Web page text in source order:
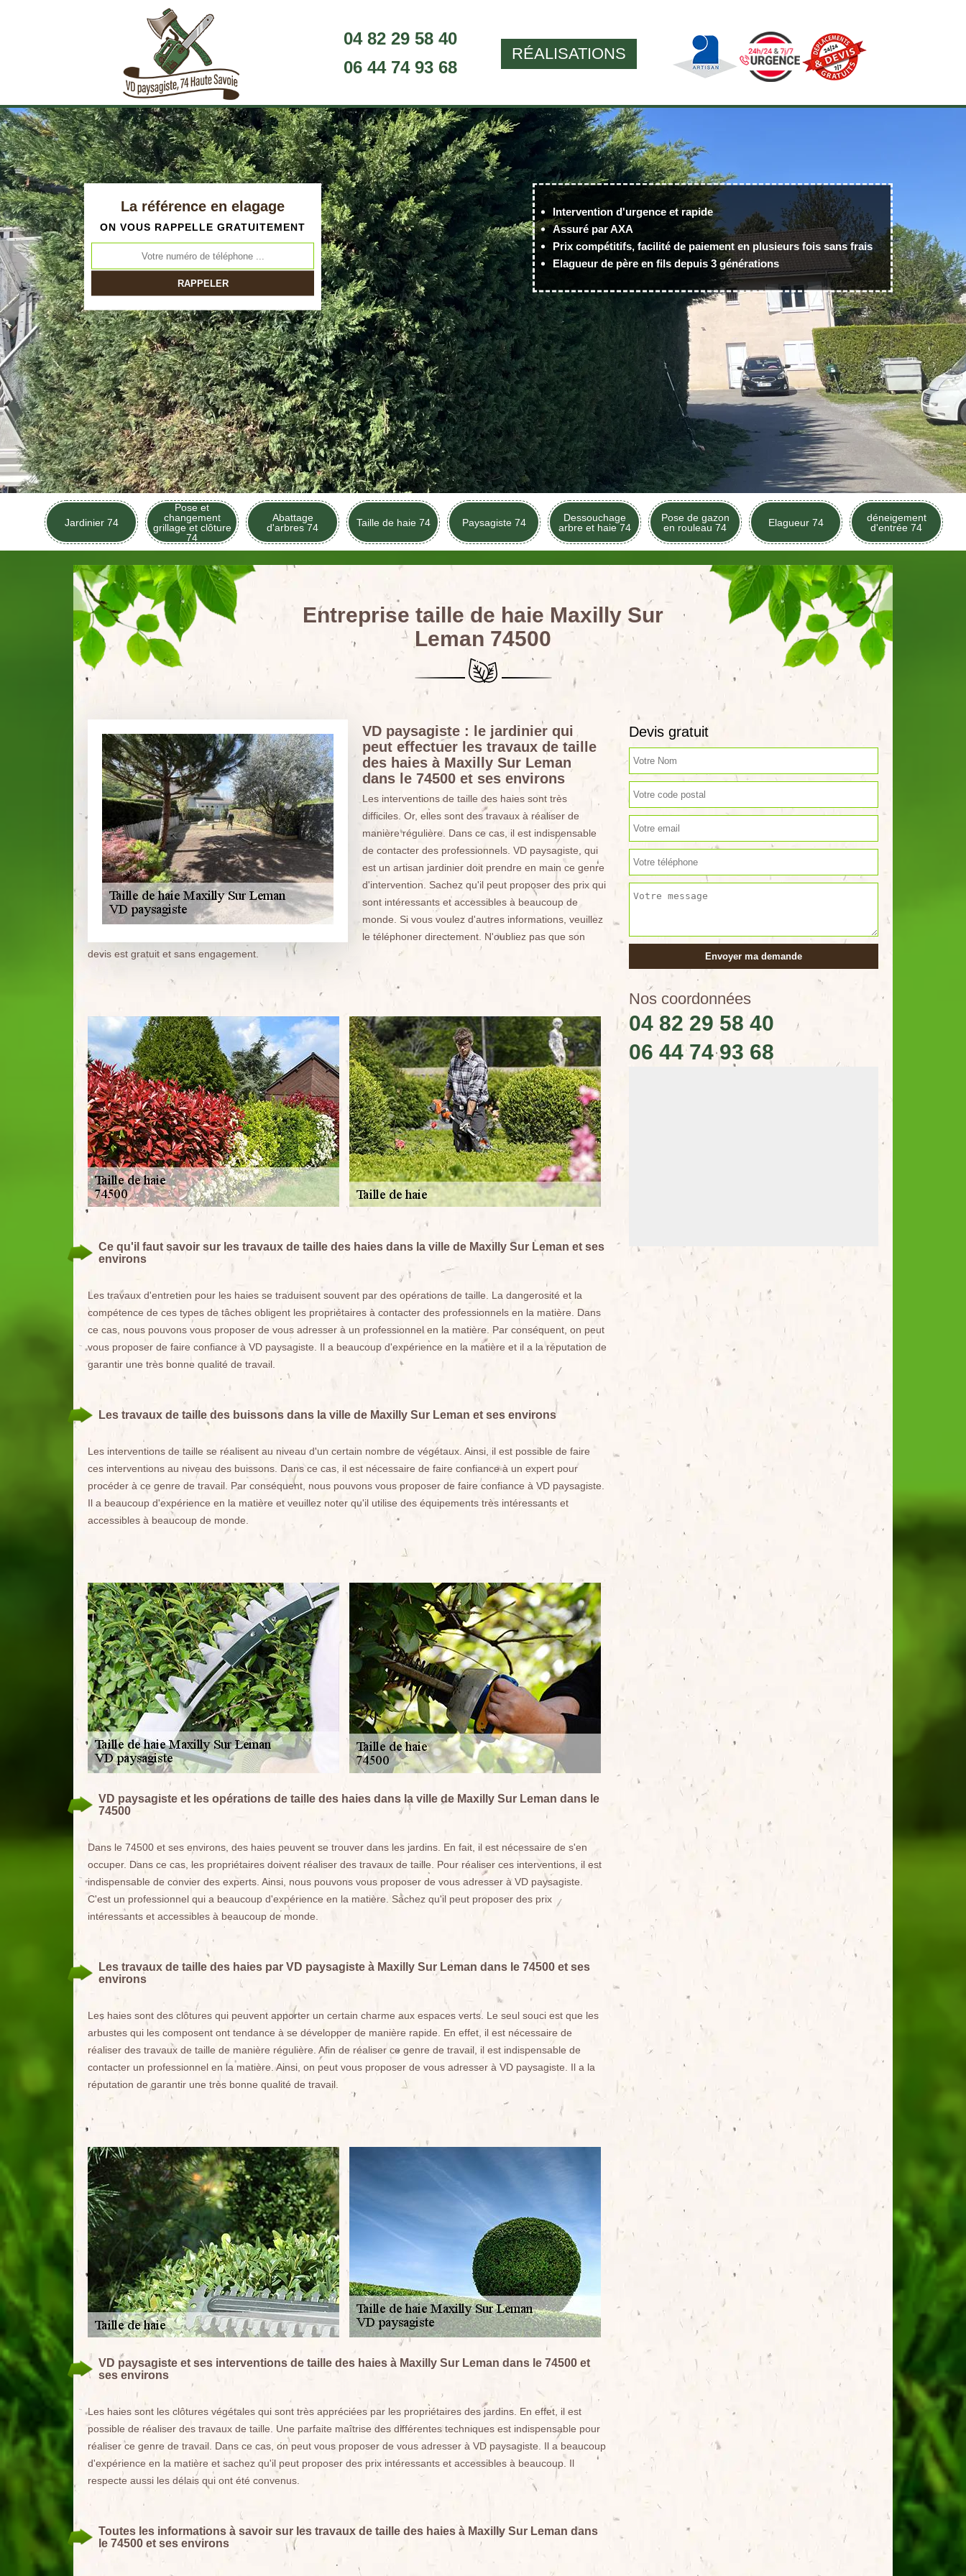
04 82 29 58 40
06 44 74 93 68
RÉALISATIONS
La référence en elagage
ON VOUS RAPPELLE GRATUITEMENT
Intervention d'urgence et rapide
Assuré par AXA
Prix compétitifs, facilité de paiement en plusieurs fois sans frais
Elagueur de père en fils depuis 3 générations
Jardinier 74
Pose et
changement
grillage et clôture
74
Abattage
d'arbres 74
Taille de haie 74 Paysagiste 74
Dessouchage
arbre et haie 74
Pose de gazon
en rouleau 74
Elagueur 74
déneigement
d'entrée 74
Entreprise taille de haie Maxilly Sur
Leman 74500
VD paysagiste : le jardinier qui
peut effectuer les travaux de taille
des haies à Maxilly Sur Leman
dans le 74500 et ses environs
Les interventions de taille des haies sont très
difficiles. Or, elles sont des travaux à réaliser de
manière régulière. Dans ce cas, il est indispensable
de contacter des professionnels. VD paysagiste, qui
est un artisan jardinier doit prendre en main ce genre
d'intervention. Sachez qu'il peut proposer des prix qui
sont intéressants et accessibles à beaucoup de
monde. Si vous voulez d'autres informations, veuillez
le téléphoner directement. N'oubliez pas que son
devis est gratuit et sans engagement.
Ce qu'il faut savoir sur les travaux de taille des haies dans la ville de Maxilly Sur Leman et ses
environs
Les travaux d'entretien pour les haies se traduisent souvent par des opérations de taille. La dangerosité et la
compétence de ces types de tâches obligent les propriétaires à contacter des professionnels en la matière. Dans
ce cas, nous pouvons vous proposer de vous adresser à un professionnel en la matière. Par conséquent, on peut
vous proposer de faire confiance à VD paysagiste. Il a beaucoup d'expérience en la matière et il a la réputation de
garantir une très bonne qualité de travail.
Les travaux de taille des buissons dans la ville de Maxilly Sur Leman et ses environs
Les interventions de taille se réalisent au niveau d'un certain nombre de végétaux. Ainsi, il est possible de faire
ces interventions au niveau des buissons. Dans ce cas, il est nécessaire de faire confiance à un expert pour
procéder à ce genre de travail. Par conséquent, nous pouvons vous proposer de faire confiance à VD paysagiste.
Il a beaucoup d'expérience en la matière et veuillez noter qu'il utilise des équipements très intéressants et
accessibles à beaucoup de monde.
VD paysagiste et les opérations de taille des haies dans la ville de Maxilly Sur Leman dans le
74500
Dans le 74500 et ses environs, des haies peuvent se trouver dans les jardins. En fait, il est nécessaire de s'en
occuper. Dans ce cas, les propriétaires doivent réaliser des travaux de taille. Pour réaliser ces interventions, il est
indispensable de convier des experts. Ainsi, nous pouvons vous proposer de vous adresser à VD paysagiste.
C'est un professionnel qui a beaucoup d'expérience en la matière. Sachez qu'il peut proposer des prix
intéressants et accessibles à beaucoup de monde.
Les travaux de taille des haies par VD paysagiste à Maxilly Sur Leman dans le 74500 et ses
environs
Les haies sont des clôtures qui peuvent apporter un certain charme aux espaces verts. Le seul souci est que les
arbustes qui les composent ont tendance à se développer de manière rapide. En effet, il est nécessaire de
réaliser des travaux de taille de manière régulière. Afin de réaliser ce genre de travail, il est indispensable de
contacter un professionnel en la matière. Ainsi, on peut vous proposer de vous adresser à VD paysagiste. Il a la
réputation de garantir une très bonne qualité de travail.
VD paysagiste et ses interventions de taille des haies à Maxilly Sur Leman dans le 74500 et
ses environs
Les haies sont les clôtures végétales qui sont très appréciées par les propriétaires des jardins. En effet, il est
possible de réaliser des travaux de taille. Une parfaite maîtrise des différentes techniques est indispensable pour
réaliser ce genre de travail. Dans ce cas, on peut vous proposer de vous adresser à VD paysagiste. Il a beaucoup
d'expérience en la matière et sachez qu'il peut proposer des prix intéressants et accessibles à beaucoup. Il
respecte aussi les délais qui ont été convenus.
Toutes les informations à savoir sur les travaux de taille des haies à Maxilly Sur Leman dans
le 74500 et ses environs
Devis gratuit
Nos coordonnées
04 82 29 58 40
06 44 74 93 68